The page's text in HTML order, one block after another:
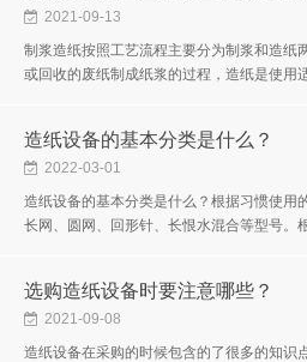
2021-09-13
制浆造纸按照工艺流程主要分为制浆和造纸
或回收的废纸制成纸浆的过程，造纸是使用
造纸设备的基本分类是什么？
2022-03-01
造纸设备的基本分类是什么？根据习惯使用
长网、圆网、回形针、长恨水混合等型号。
选购造纸设备时要注意哪些？
2021-09-08
造纸设备在采购的时候包含的了很多的知识